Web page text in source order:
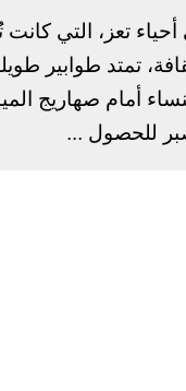
تعز، التي كانت
تمتد طوابير
أمام صهاريج
للحصول ...